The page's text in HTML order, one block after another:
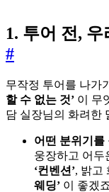
1. 투어 전, 우
#
무작정 투어를 나가
할 수 없는 것’ 이 무
담 실장님의 화려한
어떤 분위기를
웅장하고 어두
‘컨벤션’, 밝고
웨딩’ 이 좋겠